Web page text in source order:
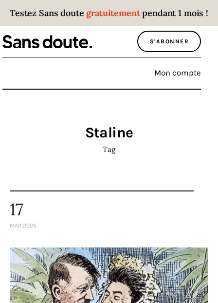
Testez Sans doute gratuitementpendant 1 mois !
S'ABONNER
Mon compte
Sans doute
Parce que plus personne n’écoute les gens
qui ont des choses à dire.
Politique
Sport
Société
Idées
Humour
Staline
Tag
17
MAR 2025